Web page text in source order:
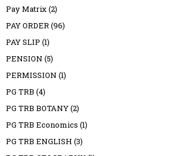
Pay Matrix (2)
PAY ORDER (96)
PAY SLIP (1)
PENSION (5)
PERMISSION (1)
PG TRB (4)
PG TRB BOTANY(2)
PG TRB Economics (1)
PG TRB ENGLISH (3)